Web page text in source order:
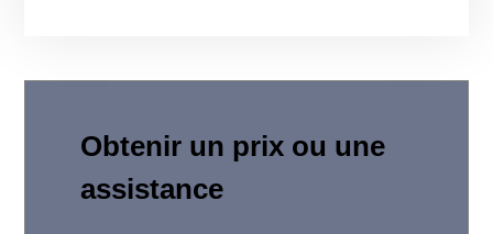
Obtenir un prix ou une
assistance